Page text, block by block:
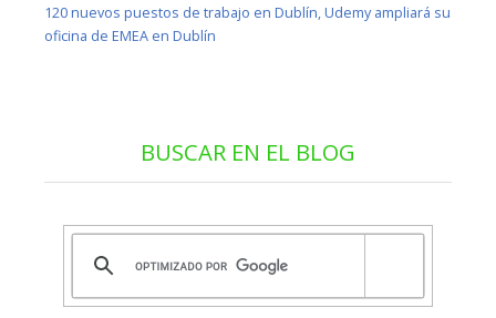
120 nuevos puestos de trabajo en Dublín, Udemy ampliará su
oficina de EMEA en Dublín
BUSCAR EN EL BLOG